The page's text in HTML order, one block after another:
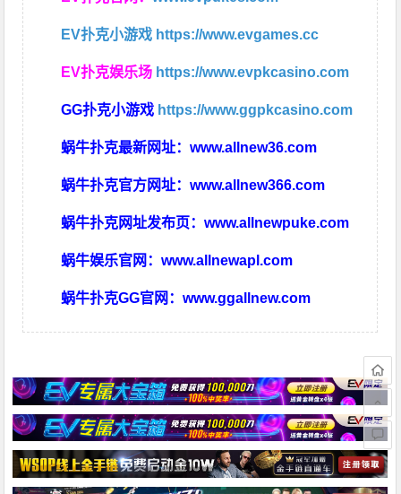
EV扑克小游戏 https://www.evgames.cc
EV扑克娱乐场 https://www.evpkcasino.com
GG扑克小游戏 https://www.ggpkcasino.com
蜗牛扑克最新网址：www.allnew36.com
蜗牛扑克官方网址：www.allnew366.com
蜗牛扑克网址发布页：www.allnewpuke.com
蜗牛娱乐官网：www.allnewapl.com
蜗牛扑克GG官网：www.ggallnew.com